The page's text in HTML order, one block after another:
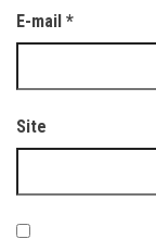
E-mail *
Site